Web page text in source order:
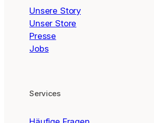
Unsere Story
Unser Store
Presse
Jobs
Services